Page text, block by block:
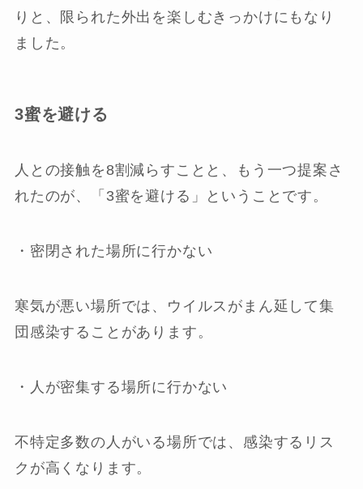
りと、限られた外出を楽しむきっかけにもなり
ました。
3蜜を避ける
人との接触を8割減らすことと、もう一つ提案さ
れたのが、「3蜜を避ける」ということです。
・密閉された場所に行かない
寒気が悪い場所では、ウイルスがまん延して集
団感染することがあります。
・人が密集する場所に行かない
不特定多数の人がいる場所では、感染するリス
クが高くなります。